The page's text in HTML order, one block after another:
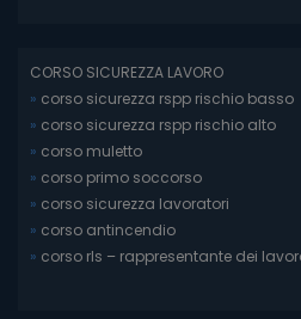
CORSO SICUREZZA LAVORO
» corso sicurezza rspp rischio basso
» corso sicurezza rspp rischio alto
» corso muletto
» corso primo soccorso
» corso sicurezza lavoratori
» corso antincendio
» corso rls – rappresentante dei